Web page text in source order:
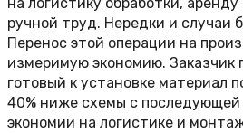
ручной труд. Нередки и случаи
Перенос этой операции на
измеримую экономию. Заказчик
готовый к установке материал
40% ниже схемы с последующей
экономии на логистике и